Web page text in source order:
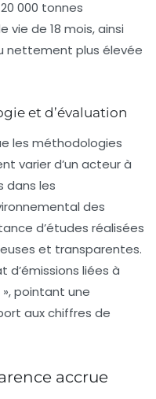
000 tonnes
vie de 18 mois, ainsi
nettement plus élevée
et d’évaluation
les méthodologies
varier d’un acteur à
dans les
des
d’études réalisées
et transparentes.
d’émissions liées à
pointant une
aux chiffres de
accrue